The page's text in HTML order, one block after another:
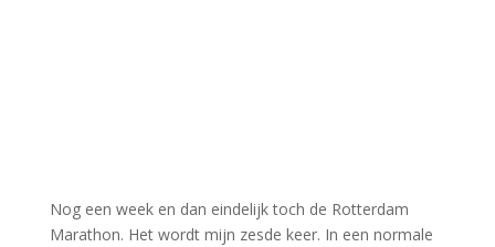
Nog een week en dan eindelijk toch de Rotterdam
Marathon. Het wordt mijn zesde keer. In een normale